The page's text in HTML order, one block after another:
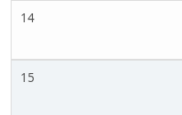
14
15